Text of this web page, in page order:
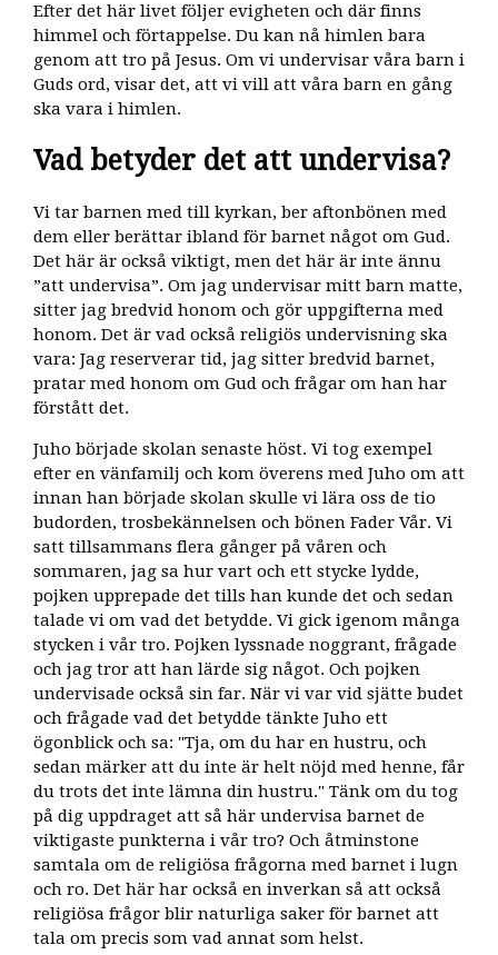
Efter det här livet följer evigheten och där finns
himmel och förtappelse. Du kan nå himlen bara
genom att tro på Jesus. Om vi undervisar våra barn i
Guds ord, visar det, att vi vill att våra barn en gång
ska vara i himlen.
Vad betyder det att undervisa?
Vi tar barnen med till kyrkan, ber aftonbönen med
dem eller berättar ibland för barnet något om Gud.
Det här är också viktigt, men det här är inte ännu
”att undervisa”. Om jag undervisar mitt barn matte,
sitter jag bredvid honom och gör uppgifterna med
honom. Det är vad också religiös undervisning ska
vara: Jag reserverar tid, jag sitter bredvid barnet,
pratar med honom om Gud och frågar om han har
förstått det.
Juho började skolan senaste höst. Vi tog exempel
efter en vänfamilj och kom överens med Juho om att
innan han började skolan skulle vi lära oss de tio
budorden, trosbekännelsen och bönen Fader Vår. Vi
satt tillsammans flera gånger på våren och
sommaren, jag sa hur vart och ett stycke lydde,
pojken upprepade det tills han kunde det och sedan
talade vi om vad det betydde. Vi gick igenom många
stycken i vår tro. Pojken lyssnade noggrant, frågade
och jag tror att han lärde sig något. Och pojken
undervisade också sin far. När vi var vid sjätte budet
och frågade vad det betydde tänkte Juho ett
ögonblick och sa: "Tja, om du har en hustru, och
sedan märker att du inte är helt nöjd med henne, får
du trots det inte lämna din hustru." Tänk om du tog
på dig uppdraget att så här undervisa barnet de
viktigaste punkterna i vår tro? Och åtminstone
samtala om de religiösa frågorna med barnet i lugn
och ro. Det här har också en inverkan så att också
religiösa frågor blir naturliga saker för barnet att
tala om precis som vad annat som helst.